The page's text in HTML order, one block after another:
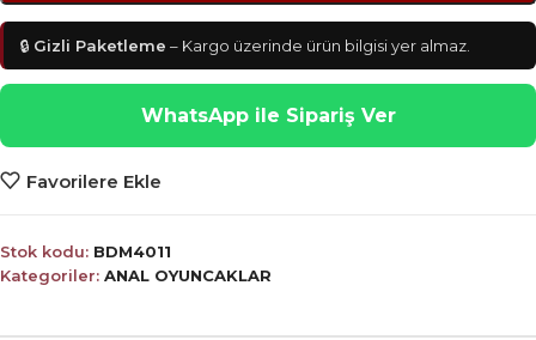
🔒 Gizli Paketleme – Kargo üzerinde ürün bilgisi yer almaz.
WhatsApp ile Sipariş Ver
Favorilere Ekle
Stok kodu: BDM4011
Kategoriler: ANAL OYUNCAKLAR